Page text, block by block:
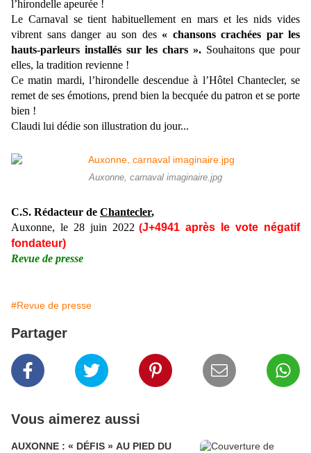
l’hirondelle apeurée !
Le Carnaval se tient habituellement en mars et les nids vides
vibrent sans danger au son des « chansons crachées par les
hauts-parleurs installés sur les chars ».Souhaitons que pour
elles, la tradition revienne !
Ce matin mardi, l’hirondelle descendue à l’Hôtel Chantecler, se
remet de ses émotions, prend bien la becquée du patron et se porte
bien !
Claudi lui dédie son illustration du jour...
Auxonne, carnaval imaginaire.jpg
C.S. Rédacteur de Chantecler,
Auxonne, le 28 juin 2022 (J+4941après le vote négatif
fondateur)
Revue de presse
#Revue de presse
Partager
Vous aimerez aussi
AUXONNE : « DÉFIS » AU PIED DU